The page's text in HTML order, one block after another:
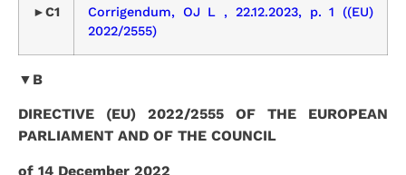
►C1
Corrigendum, OJ L , 22.12.2023, p. 1 ((EU)
2022/2555)
▼B
DIRECTIVE (EU) 2022/2555 OF THE EUROPEAN
PARLIAMENT AND OF THE COUNCIL
of 14 December 2022